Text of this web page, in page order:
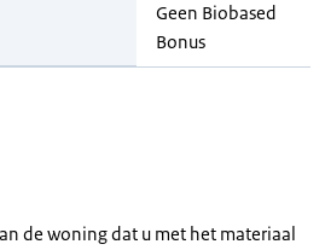
Geen Biobased
Bonus
de woning dat u met het materiaal